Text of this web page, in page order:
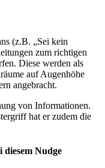
(z.B. „Sei kein
zum richtigen
Diese werden als
auf Augenhöhe
angebracht.
von Informationen.
hat er zudem die
diesem Nudge